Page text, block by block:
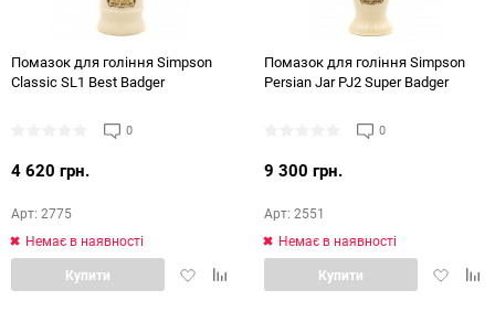
Помазок для гоління Simpson
Classic SL1 Best Badger
0
4 620 грн.
Арт: 2775
Немає в наявності
ДодатиДодати
Купити
Помазок для гоління Simpson
Persian Jar PJ2 Super Badger
0
9 300 грн.
Арт: 2551
Немає в наявності
Додати
Купити